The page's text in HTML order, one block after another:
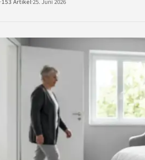
·153 Artikel·25. Juni 2026